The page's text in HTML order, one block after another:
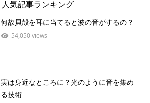
人気記事ランキング
何故貝殻を耳に当てると波の音がするの？
54,050 views
実は身近なところに？光のように音を集め
る技術